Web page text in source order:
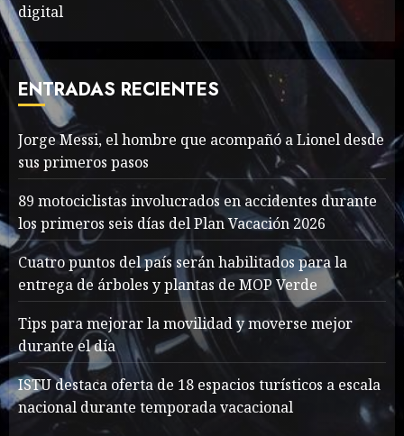
7
The full story of
Thailand’s extraordinary
cave rescue
MAYO 14, 2024 1004
1
Jorge Messi, el hombre
que acompañó a Lionel
desde sus primeros pasos
AGOSTO 8, 2026 38
2
Searching for the
forgotten heroes of World
War Two
MAYO 14, 2024 861
digital
ENTRADAS RECIENTES
Jorge Messi, el hombre que acompañó a Lionel desde
sus primeros pasos
89 motociclistas involucrados en accidentes durante
los primeros seis días del Plan Vacación 2026
Cuatro puntos del país serán habilitados para la
entrega de árboles y plantas de MOP Verde
Tips para mejorar la movilidad y moverse mejor
durante el día
ISTU destaca oferta de 18 espacios turísticos a escala
nacional durante temporada vacacional